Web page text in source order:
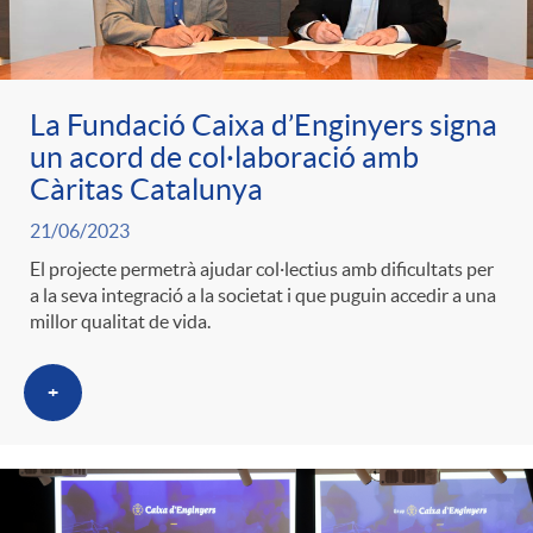
r
a
S
a
l
p
e
r
c
a
t
e
n
i
d
o
A
l
c
a
d
o
La Fundació Caixa d’Enginyers signa
un acord de col·laboració amb
Càritas Catalunya
21/06/2023
El projecte permetrà ajudar col·lectius amb dificultats per
a la seva integració a la societat i que puguin accedir a una
millor qualitat de vida.
+